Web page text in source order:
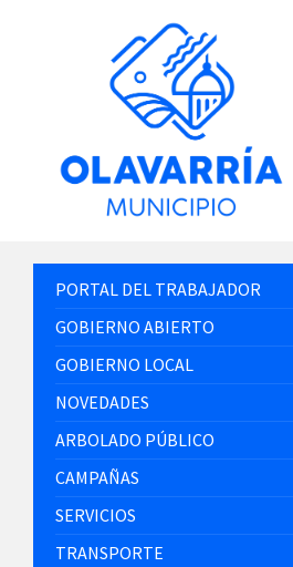
PORTAL DEL TRABAJADOR
GOBIERNO ABIERTO
GOBIERNO LOCAL
NOVEDADES
ARBOLADO PÚBLICO
CAMPAÑAS
SERVICIOS
TRANSPORTE